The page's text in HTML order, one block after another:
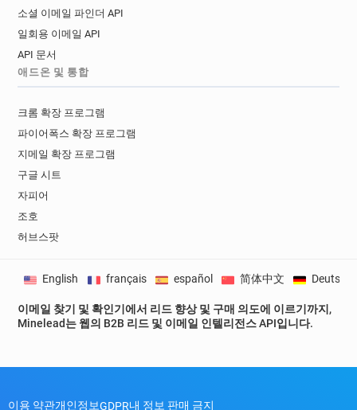
소셜 이메일 파인더 API
일회용 이메일 API
API 문서
애드온 및 통합
크롬 확장 프로그램
파이어폭스 확장 프로그램
지메일 확장 프로그램
구글 시트
자피어
조호
허브스팟
이메일 찾기 및 확인기에서 리드 향상 및 구매 의도에 이르기까지,
Minelead는 웹의 B2B 리드 및 이메일 인텔리전스 API입니다.
English français español 简体中文 Deutsch
이용 약관개인정보GDPR내 정보 판매 금지